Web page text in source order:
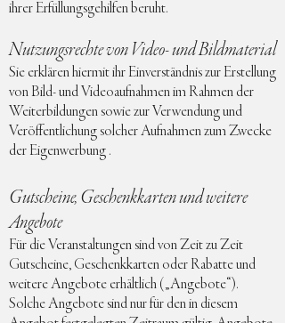
ihrer Erfüllungsgehilfen beruht.
Nutzungsrechte von Video- und Bildmaterial
Sie erklären hiermit ihr Einverständnis zur Erstellung
von Bild- und Videoaufnahmen im Rahmen der
Weiterbildungen sowie zur Verwendung und
Veröffentlichung solcher Aufnahmen zum Zwecke
der Eigenwerbung .
Gutscheine, Geschenkkarten und weitere
Angebote
Für die Veranstaltungen sind von Zeit zu Zeit
Gutscheine, Geschenkkarten oder Rabatte und
weitere Angebote erhältlich („Angebote“).
Solche Angebote sind nur für den in diesem